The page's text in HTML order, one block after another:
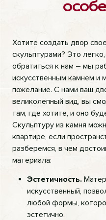
Хотите создать двор
скульптурами? Это
обратиться к нам – мы
искусственным камнем
пожелание. С нами ваш
великолепный вид, вы
там, где хотите, и оно
Скульптуру из камня
квартире, если
разберемся, в чем
материала:
Эстетичность.
искусственный,
любой формы,
эстетично.